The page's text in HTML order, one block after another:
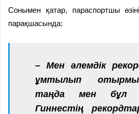
Сонымен қатар, параспортшы
парақшасында:
– Мен әлемдік
ұмтылып
таңда мен бұл
Гиннестің